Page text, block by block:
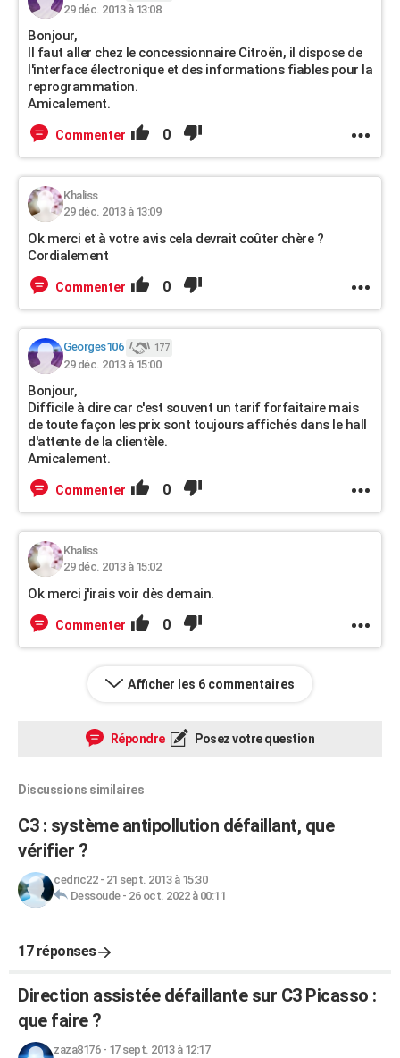
29 déc. 2013 à 13:08
Bonjour,
Il faut aller chez le concessionnaire Citroën, il dispose de
l'interface électronique et des informations fiables pour la
reprogrammation.
Amicalement.
Commenter 0
Khaliss
29 déc. 2013 à 13:09
Ok merci et à votre avis cela devrait coûter chère ?
Cordialement
Commenter 0
Georges106 177
29 déc. 2013 à 15:00
Bonjour,
Difficile à dire car c'est souvent un tarif forfaitaire mais
de toute façon les prix sont toujours affichés dans le hall
d'attente de la clientèle.
Amicalement.
Commenter 0
Khaliss
29 déc. 2013 à 15:02
Ok merci j'irais voir dès demain.
Commenter 0
Afficher les 6 commentaires
Répondre Posez votre question
Discussions similaires
C3 : système antipollution défaillant, que
vérifier ?
cedric22- 21 sept. 2013 à 15:30
Dessoude- 26 oct. 2022 à 00:11
17 réponses
Direction assistée défaillante sur C3 Picasso :
que faire ?
zaza8176- 17 sept. 2013 à 12:17